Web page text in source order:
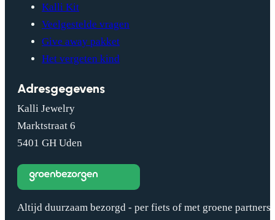
Kalli Kit
Veelgestelde vragen
Give away pakket
Het vergeten kind
Adresgegevens
Kalli Jewelry
Marktstraat 6
5401 GH Uden
Altijd duurzaam bezorgd - per fiets of met groene partners